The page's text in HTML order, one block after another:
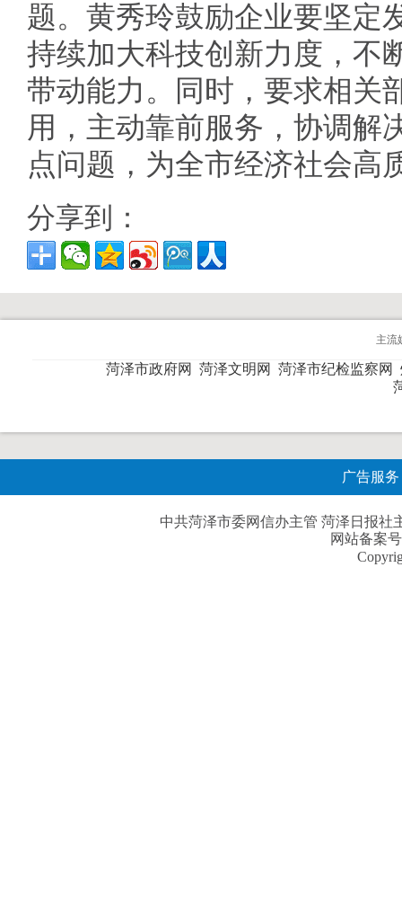
题。黄秀玲鼓励企业要坚定
持续加大科技创新力度，不
带动能力。同时，要求相关
用，主动靠前服务，协调解
点问题，为全市经济社会高
分享到：
主流
菏泽市政府网 菏泽文明网 菏泽市纪检监察网
广告服务
中共菏泽市委网信办主管 菏泽日报社
网站备案